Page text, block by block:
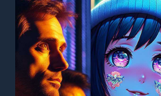
аккаунт
Kraken
как
правильно
войти